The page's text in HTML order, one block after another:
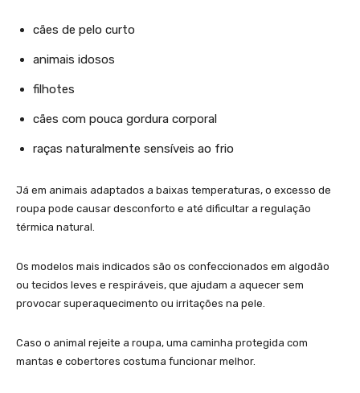
cães de pelo curto
animais idosos
filhotes
cães com pouca gordura corporal
raças naturalmente sensíveis ao frio
Já em animais adaptados a baixas temperaturas, o excesso de
roupa pode causar desconforto e até dificultar a regulação
térmica natural.
Os modelos mais indicados são os confeccionados em algodão
ou tecidos leves e respiráveis, que ajudam a aquecer sem
provocar superaquecimento ou irritações na pele.
Caso o animal rejeite a roupa, uma caminha protegida com
mantas e cobertores costuma funcionar melhor.